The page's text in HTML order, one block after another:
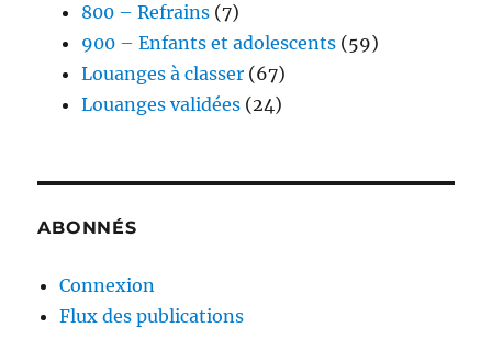
800 – Refrains (7)
900 – Enfants et adolescents (59)
Louanges à classer (67)
Louanges validées (24)
ABONNÉS
Connexion
Flux des publications